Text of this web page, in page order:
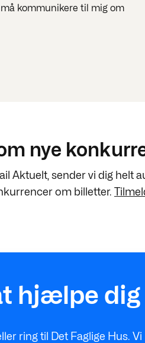
kommunikere til mig om
nye
Aktuelt, sender vi dig helt
om billetter.
hjælpe dig
ring til Det Faglige Hus. Vi